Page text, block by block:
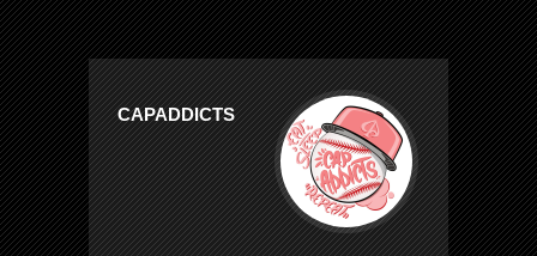
CAPADDICTS